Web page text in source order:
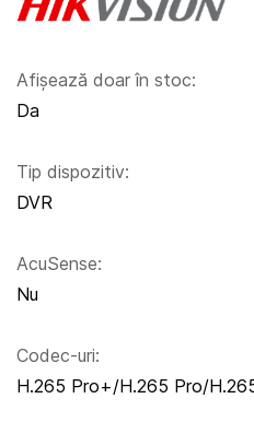
Afișează doar în stoc:
Da
Tip dispozitiv:
DVR
AcuSense:
Nu
Codec-uri:
H.265 Pro+/H.265 Pro/